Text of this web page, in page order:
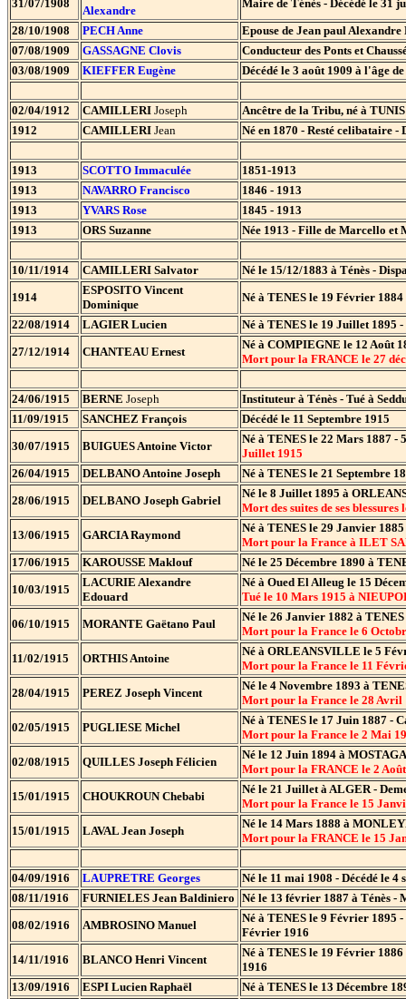
31/07/1908
Alexandre
Maire de Ténès - Décédé le 31
28/10/1908
PECH Anne
Epouse de Jean paul
07/08/1909
GASSAGNE Clovis
Conducteur des Ponts et
03/08/1909
KIEFFER Eugène Décédé le 3 août 1909 à l'âge
02/04/1912 CAMILLERI Joseph
Ancêtre de la Tribu, né à
1912
CAMILLERI Jean Né en 1870 - Resté celibataire -
1913 SCOTTO Immaculée
1851-1913
1913
NAVARRO Francisco
1846 - 1913
1913
YVARS Rose
1845 - 1913
1913
ORS Suzanne Née 1913 - Fille de Marcello et
10/11/1914 CAMILLERI Salvator
Né le 15/12/1883 à Ténès -
1914
ESPOSITO Vincent
Dominique
Né à TENES le 19 Février
22/08/1914
LAGIER Lucien
Né à TENES le 19 Juillet 1895
27/12/1914
CHANTEAU Ernest
Né à COMPIEGNE le 12 Août
Mort pour la FRANCE le 27
24/06/1915 BERNE Joseph
Instituteur à Ténès - Tué à
11/09/1915
SANCHEZ François
Décédé le 11 Septembre 1915
30/07/1915
BUIGUES Antoine Victor
Né à TENES le 22 Mars 1887 -
Juillet 1915
26/04/1915
DELBANO Antoine Joseph
Né à TENES le 21 Septembre
28/06/1915
DELBANO Joseph Gabriel
Né le 8 Juillet 1895 à
Mort des suites de ses
13/06/1915
GARCIA Raymond
Né à TENES le 29 Janvier 1885
Mort pour la France à ILET
17/06/1915
KAROUSSE Maklouf
Né le 25 Décembre 1890 à
10/03/1915
LACURIE Alexandre
Edouard
Né à Oued El Alleug le 15
Tué le 10 Mars 1915 à
06/10/1915
MORANTE Gaëtano Paul
Né le 26 Janvier 1882 à
Mort pour la France le 6
11/02/1915
ORTHIS Antoine
Né à ORLEANSVILLE le 5
Mort pour la France le 11
28/04/1915
PEREZ Joseph Vincent
Né le 4 Novembre 1893 à
Mort pour la France le 28 Avril
02/05/1915
PUGLIESE Michel
Né à TENES le 17 Juin 1887 -
Mort pour la France le 2 Mai
02/08/1915
QUILLES Joseph Félicien
Né le 12 Juin 1894 à
Mort pour la FRANCE le 2
15/01/1915
CHOUKROUN Chebabi
Né le 21 Juillet à ALGER -
Mort pour la France le 15
15/01/1915
LAVAL Jean Joseph
Né le 14 Mars 1888 à
Mort pour la FRANCE le 15
04/09/1916 LAUPRETRE Georges
Né le 11 mai 1908 - Décédé le 4
08/11/1916
FURNIELES Jean Baldiniero Né le 13 février 1887 à Ténès -
08/02/1916
AMBROSINO Manuel
Né à TENES le 9 Février 1895
Février 1916
14/11/1916
BLANCO Henri Vincent
Né à TENES le 19 Février
1916
13/09/1916
ESPI Lucien Raphaël
Né à TENES le 13 Décembre